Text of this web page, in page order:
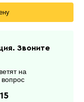
Звоните
на